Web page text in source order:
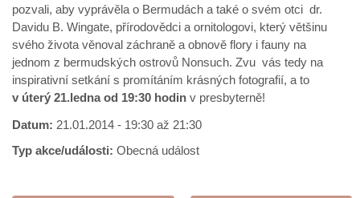
pozvali, aby vyprávěla o Bermudách a také o svém otci dr.
Davidu B. Wingate, přírodovědci a ornitologovi, který většinu
svého života věnoval záchraně a obnově flory i fauny na
jednom z bermudských ostrovů Nonsuch. Zvu vás tedy na
inspirativní setkání s promítáním krásných fotografií, a to
v úterý 21.ledna od 19:30 hodin v presbyterně!
Datum: 21.01.2014 - 19:30 až 21:30
Typ akce/události: Obecná událost